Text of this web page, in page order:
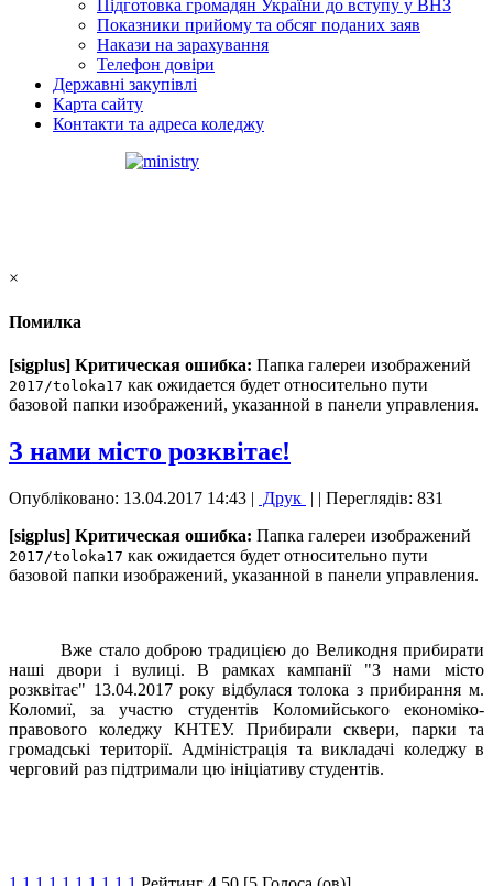
Підготовка громадян України до вступу у ВНЗ
Показники прийому та обсяг поданих заяв
Накази на зарахування
Телефон довіри
Державні закупівлі
Карта сайту
Контакти та адреса коледжу
×
Помилка
[sigplus] Критическая ошибка: Папка галереи изображений
2017/toloka17 как ожидается будет относительно пути
базовой папки изображений, указанной в панели управления.
З нами місто розквітає!
Опубліковано: 13.04.2017 14:43 | Друк | | Переглядів: 831
[sigplus] Критическая ошибка: Папка галереи изображений
2017/toloka17 как ожидается будет относительно пути
базовой папки изображений, указанной в панели управления.
Вже стало доброю традицією до Великодня прибирати
наші двори і вулиці. В рамках кампанії "З нами місто
розквітає" 13.04.2017 року відбулася толока з прибирання м.
Коломиї, за участю студентів Коломийського економіко-
правового коледжу КНТЕУ. Прибирали сквери, парки та
громадські території. Адміністрація та викладачі коледжу в
черговий раз підтримали цю ініціативу студентів.